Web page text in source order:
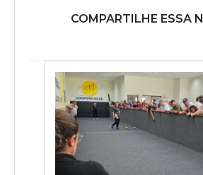
COMPARTILHE ESSA